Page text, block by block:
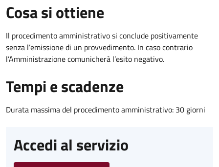
Cosa si ottiene
Il procedimento amministrativo si conclude positivamente
senza l’emissione di un provvedimento. In caso contrario
l’Amministrazione comunicherà l’esito negativo.
Tempi e scadenze
Durata massima del procedimento amministrativo: 30 giorni
Accedi al servizio